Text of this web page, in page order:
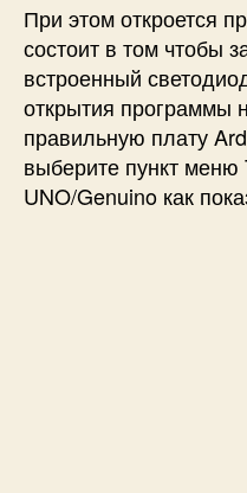
При этом откроется
состоит в том чтобы
встроенный
открытия программы
правильную плату
выберите пункт
UNO/Genuino как